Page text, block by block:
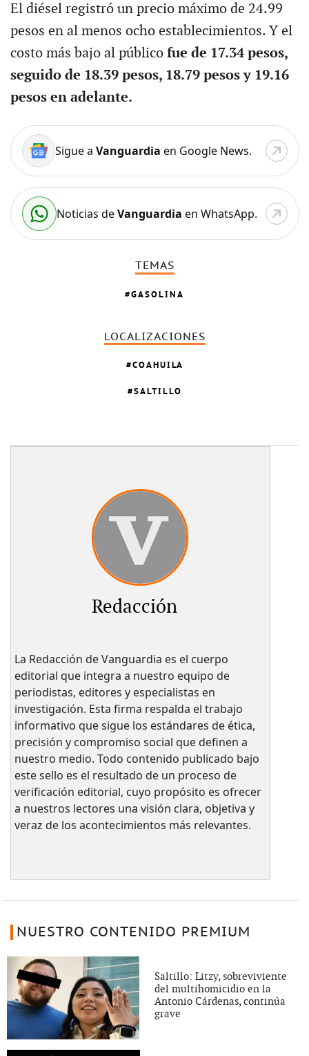
El diésel registró un precio máximo de 24.99
pesos en al menos ocho establecimientos. Y el
costo más bajo al públicofue de 17.34 pesos,
seguido de 18.39 pesos, 18.79 pesos y 19.16
pesos en adelante.
Sigue a Vanguardia en Google News.
Noticias deVanguardia en WhatsApp.
TEMAS
GASOLINA
LOCALIZACIONES
COAHUILA
SALTILLO
Redacción
La Redacción de Vanguardia es el cuerpo
editorial que integra a nuestro equipo de
periodistas, editores y especialistas en
investigación. Esta firma respalda el trabajo
informativo que sigue los estándares de ética,
precisión y compromiso social que definen a
nuestro medio. Todo contenido publicado bajo
este sello es el resultado de un proceso de
verificación editorial, cuyo propósito es ofrecer
a nuestros lectores una visión clara, objetiva y
veraz de los acontecimientos más relevantes.
NUESTRO CONTENIDO PREMIUM
Saltillo: Litzy, sobreviviente
del multihomicidio en la
Antonio Cárdenas, continúa
grave